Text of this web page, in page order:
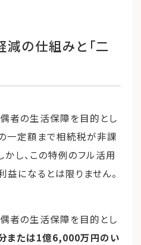
の仕組みと「二
者の生活保障を目的とし
一定額まで相続税が非課
し、この特例のフル活用
益になるとは限りません。
者の生活保障を目的とし
または1億6,000万円のい